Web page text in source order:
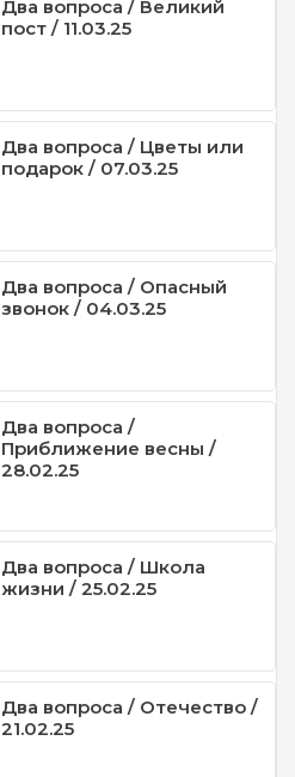
Два вопроса / Великий
пост / 11.03.25
Два вопроса / Цветы или
подарок / 07.03.25
Два вопроса / Опасный
звонок / 04.03.25
Два вопроса /
Приближение весны /
28.02.25
Два вопроса / Школа
жизни / 25.02.25
Два вопроса / Отечество /
21.02.25